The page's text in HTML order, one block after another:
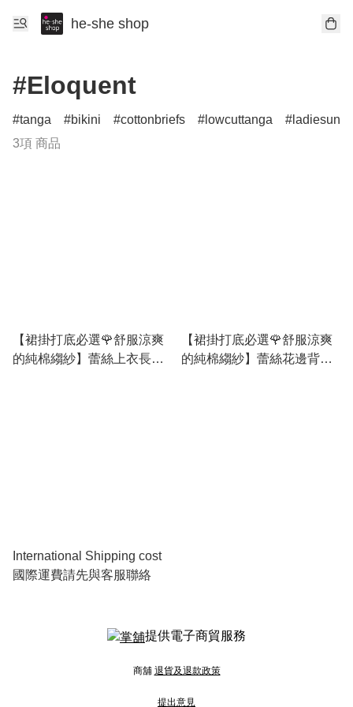
he-she shop
#Eloquent
tanga bikini cottonbriefs lowcuttanga
3項 商品
【裙掛打底必選🌹舒服涼爽
的純棉縐紗】蕾絲上衣長褲
【裙掛打底必選🌹舒服涼爽
的純棉縐紗】蕾絲花邊背心
International Shipping cost
國際運費請先與客服聯絡
提供電子商貿服務
商舖 退貨及退款政策
提出意見